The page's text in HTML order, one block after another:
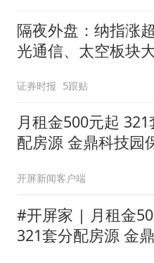
隔夜外盘：纳指涨
光通信、太空板块
证券时报 5跟贴
月租金500元起 321
配房源 金鼎科技园
开屏新闻客户端
#开屏家 | 月租金
321套分配房源 金